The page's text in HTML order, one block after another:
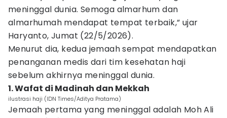
meninggal dunia. Semoga almarhum dan
almarhumah mendapat tempat terbaik,” ujar
Haryanto, Jumat (22/5/2026).
Menurut dia, kedua jemaah sempat mendapatkan
penanganan medis dari tim kesehatan haji
sebelum akhirnya meninggal dunia.
1. Wafat di Madinah dan Mekkah
ilustrasi haji (IDN Times/Aditya Pratama)
Jemaah pertama yang meninggal adalah Moh Ali